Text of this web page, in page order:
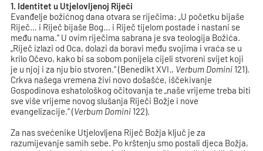
1. Identitet u Utjelovljenoj Riječi
Evanđelje božićnog dana otvara se riječima: „U početku bijaše
Riječ… i Riječ bijaše Bog… i Riječ tijelom postade i nastani se
među nama.“ U ovim riječima sabrana je sva teologija Božića.
„Riječ izlazi od Oca, dolazi da boravi među svojima i vraća se u
krilo Očevo, kako bi sa sobom ponijela cijeli stvoreni svijet koji
je u njoj i za nju bio stvoren.“ (Benedikt XVI., Verbum Domini 121).
Crkva našega vremena živi novo došašće, iščekivanje
Gospodinova eshatološkog očitovanja te „naše vrijeme treba biti
sve više vrijeme novog slušanja Riječi Božje i nove
evangelizacije.“ (Verbum Domini 122).
Za nas svećenike Utjelovljena Riječ Božja ključ je za
razumijevanje samih sebe. Po krštenju smo postali djeca Božja,